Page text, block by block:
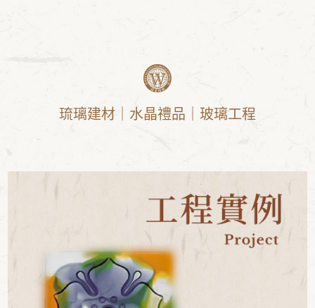
琉璃建材｜水晶禮品｜玻璃工程